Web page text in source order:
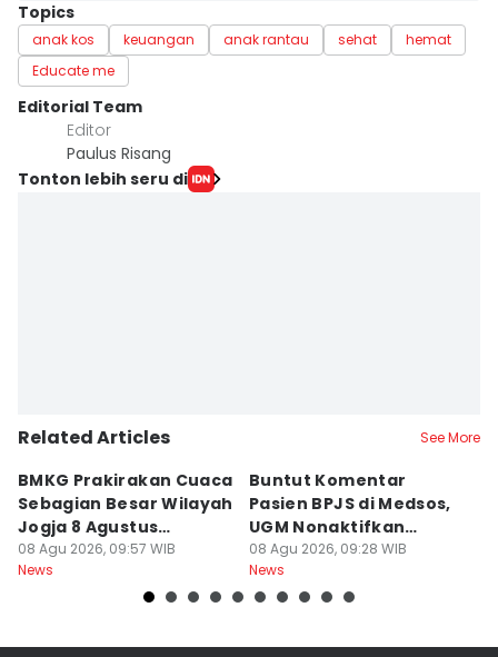
Topics
anak kos keuangan anak rantau sehat
hemat
Educate me
Editorial Team
Editor
Paulus Risang
Tonton lebih seru di
Related Articles See More
BMKG Prakirakan Cuaca
Sebagian Besar Wilayah
Jogja 8 Agustus
Berawan
08 Agu 2026, 09:57 WIB
News
Buntut Komentar
Pasien BPJS di Medsos,
UGM Nonaktifkan
Dokter PPDS
08 Agu 2026, 09:28 WIB
News